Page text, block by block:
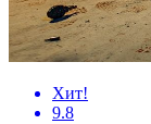
Хит!
9.8